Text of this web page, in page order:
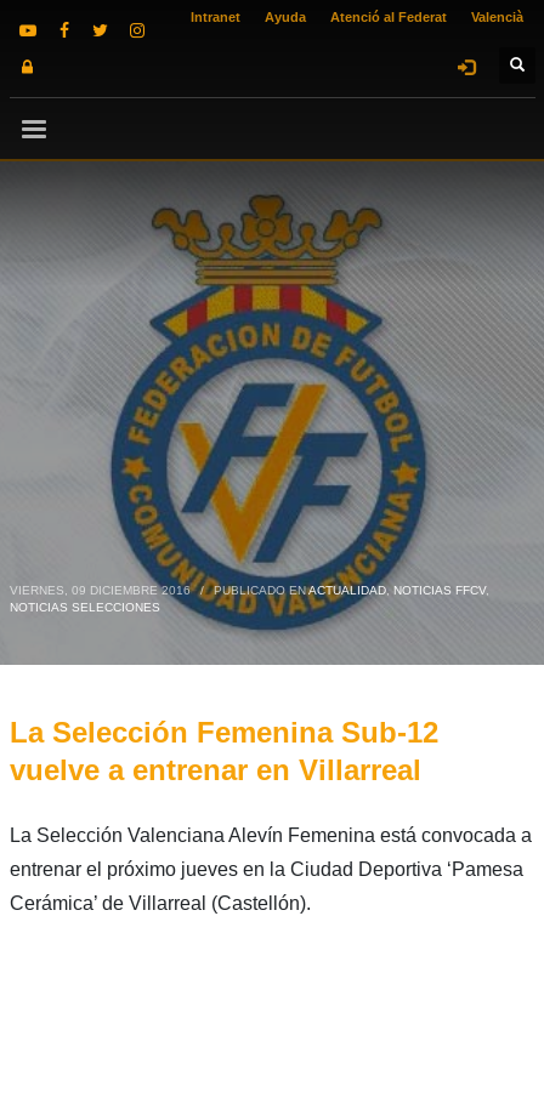
Intranet Ayuda Atenció al Federat Valencià
VIERNES, 09 DICIEMBRE 2016 / PUBLICADO ENACTUALIDAD, NOTICIAS FFCV,
NOTICIAS SELECCIONES
La Selección Femenina Sub-12
vuelve a entrenar en Villarreal
La Selección Valenciana Alevín Femenina está convocada a
entrenar el próximo jueves en la Ciudad Deportiva ‘Pamesa
Cerámica’ de Villarreal (Castellón).